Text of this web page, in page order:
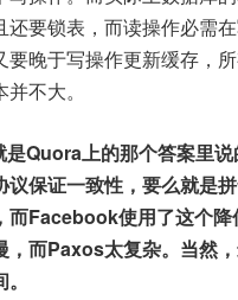
还要锁表，而读操作必需
要晚于写操作更新缓存，
不大。
是Quora上的那个答案里
保证一致性，要么就是
而Facebook使用了这个降
，而Paxos太复杂。当然